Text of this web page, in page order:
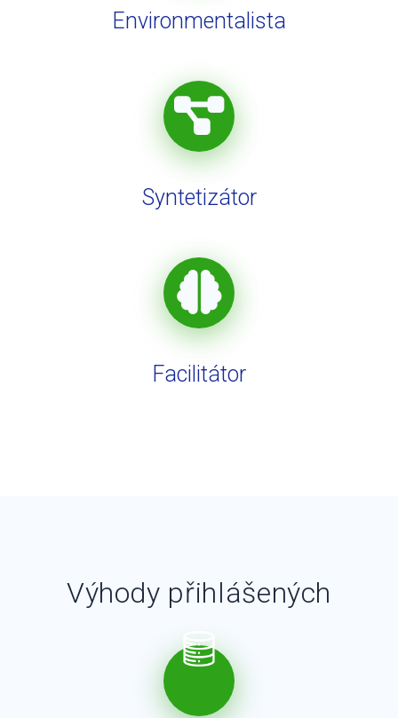
Environmentalista
Syntetizátor
Facilitátor
Výhody přihlášených